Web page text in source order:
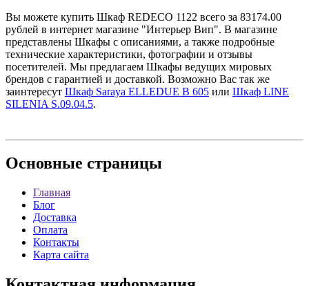
Вы можете купить Шкаф REDECO 1122 всего за 83174.00
рублей в интернет магазине "Интерьер Вип". В магазине
представлены Шкафы с описаниями, а также подробные
технические характеристики, фотографии и отзывы
посетителей. Мы предлагаем Шкафы ведущих мировых
брендов с гарантией и доставкой. Возможно Вас так же
заинтересут Шкаф Saraya ELLEDUE B 605 или Шкаф LINE
SILENIA S.09.04.5.
Основные страницы
Главная
Блог
Доставка
Оплата
Контакты
Карта сайта